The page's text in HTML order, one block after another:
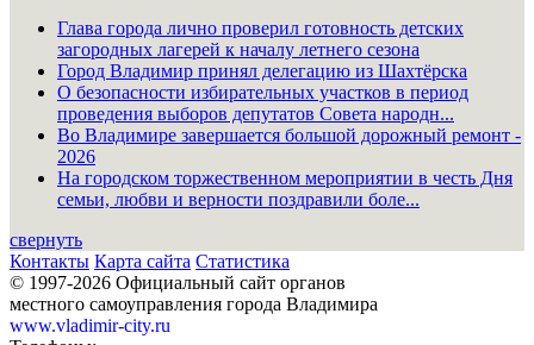
Глава города лично проверил готовность детских
загородных лагерей к началу летнего сезона
Город Владимир принял делегацию из Шахтёрска
О безопасности избирательных участков в период
проведения выборов депутатов Совета народн...
Во Владимире завершается большой дорожный ремонт -
2026
На городском торжественном мероприятии в честь Дня
семьи, любви и верности поздравили боле...
свернуть
Контакты Карта сайта Статистика
© 1997-2026 Официальный сайт органов
местного самоуправления города Владимира
www.vladimir-city.ru